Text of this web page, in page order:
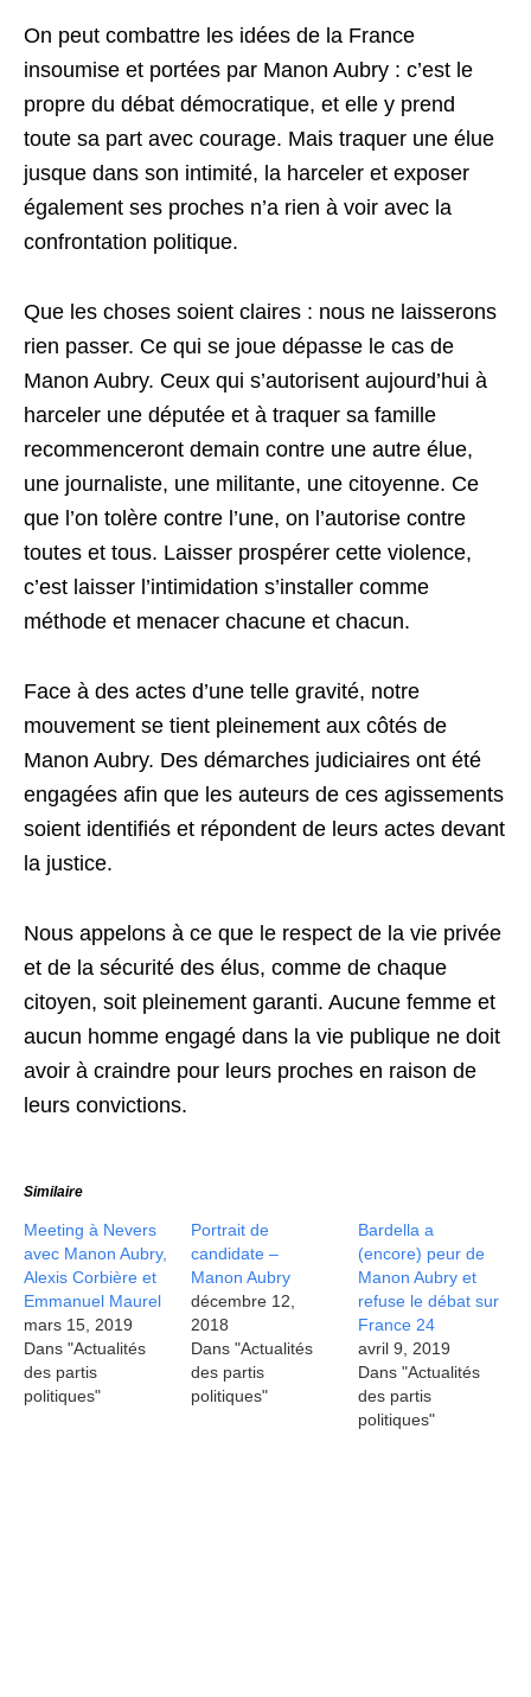
On peut combattre les idées de la France
insoumise et portées par Manon Aubry : c’est le
propre du débat démocratique, et elle y prend
toute sa part avec courage. Mais traquer une élue
jusque dans son intimité, la harceler et exposer
également ses proches n’a rien à voir avec la
confrontation politique.
Que les choses soient claires : nous ne laisserons
rien passer. Ce qui se joue dépasse le cas de
Manon Aubry. Ceux qui s’autorisent aujourd’hui à
harceler une députée et à traquer sa famille
recommenceront demain contre une autre élue,
une journaliste, une militante, une citoyenne. Ce
que l’on tolère contre l’une, on l’autorise contre
toutes et tous. Laisser prospérer cette violence,
c’est laisser l’intimidation s’installer comme
méthode et menacer chacune et chacun.
Face à des actes d’une telle gravité, notre
mouvement se tient pleinement aux côtés de
Manon Aubry. Des démarches judiciaires ont été
engagées afin que les auteurs de ces agissements
soient identifiés et répondent de leurs actes devant
la justice.
Nous appelons à ce que le respect de la vie privée
et de la sécurité des élus, comme de chaque
citoyen, soit pleinement garanti. Aucune femme et
aucun homme engagé dans la vie publique ne doit
avoir à craindre pour leurs proches en raison de
leurs convictions.
Similaire
Meeting à Nevers
avec Manon Aubry,
Alexis Corbière et
Emmanuel Maurel
mars 15, 2019
Dans "Actualités
des partis
politiques"
Portrait de
candidate –
Manon Aubry
décembre 12,
2018
Dans "Actualités
des partis
politiques"
Bardella a
(encore) peur de
Manon Aubry et
refuse le débat sur
France 24
avril 9, 2019
Dans "Actualités
des partis
politiques"